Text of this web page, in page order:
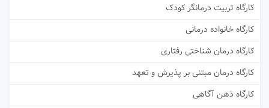
کارگاه تربیت درمانگر کودک
کارگاه خانواده درمانی
کارگاه درمان شناختی رفتاری
کارگاه درمان مبتنی بر پذیرش و تعهد
کارگاه ذهن آگاهی